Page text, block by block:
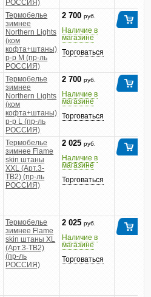
РОССИЯ)
Термобелье
зимнее
Northern Lights
(ком
кофта+штаны)
р-р M (пр-ль
РОССИЯ)
2 700 руб.
Наличие в
магазине
Торговаться
Термобелье
зимнее
Northern Lights
(ком
кофта+штаны)
р-р L (пр-ль
РОССИЯ)
2 700 руб.
Наличие в
магазине
Торговаться
Термобелье
зимнее Flame
skin штаны
XXL (Арт.3-
TB2) (пр-ль
РОССИЯ)
2 025 руб.
Наличие в
магазине
Торговаться
Термобелье
зимнее Flame
skin штаны XL
(Арт.3-TB2)
(пр-ль
РОССИЯ)
2 025 руб.
Наличие в
магазине
Торговаться